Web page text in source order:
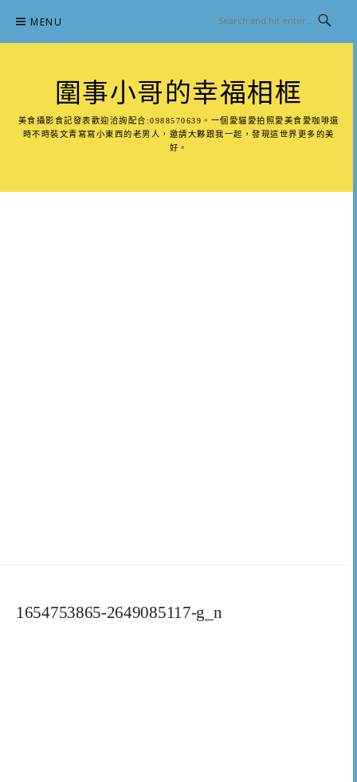
content
MENU
圍事小哥的幸福相框
美食攝影食記發表歡迎洽詢配合:0988570639。一個愛貓愛拍照愛美食愛咖啡還
時不時裝文青寫寫小東西的老男人，邀請大夥跟我一起，發現這世界更多的美
好。
1654753865-2649085117-g_n